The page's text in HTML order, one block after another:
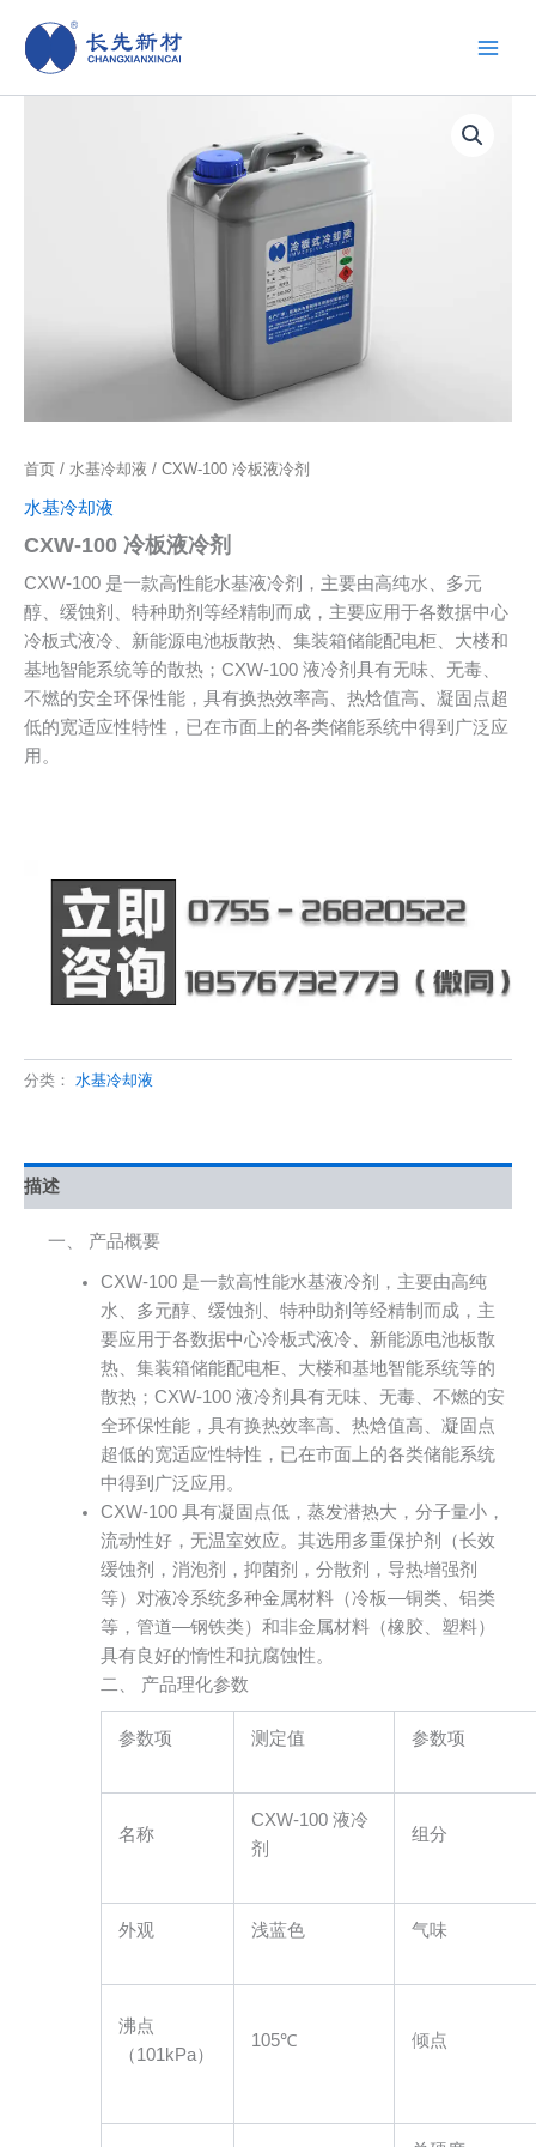
容
首页 / 水基冷却液 / CXW-100 冷板液冷剂
水基冷却液
CXW-100 冷板液冷剂
CXW-100 是一款高性能水基液冷剂，主要由高纯水、多元
醇、缓蚀剂、特种助剂等经精制而成，主要应用于各数据中心
冷板式液冷、新能源电池板散热、集装箱储能配电柜、大楼和
基地智能系统等的散热；CXW-100 液冷剂具有无味、无毒、
不燃的安全环保性能，具有换热效率高、热焓值高、凝固点超
低的宽适应性特性，已在市面上的各类储能系统中得到广泛应
用。
分类： 水基冷却液
描述
一、 产品概要
CXW-100 是一款高性能水基液冷剂，主要由高纯
水、多元醇、缓蚀剂、特种助剂等经精制而成，主
要应用于各数据中心冷板式液冷、新能源电池板散
热、集装箱储能配电柜、大楼和基地智能系统等的
散热；CXW-100 液冷剂具有无味、无毒、不燃的安
全环保性能，具有换热效率高、热焓值高、凝固点
超低的宽适应性特性，已在市面上的各类储能系统
中得到广泛应用。
CXW-100 具有凝固点低，蒸发潜热大，分子量小，
流动性好，无温室效应。其选用多重保护剂（长效
缓蚀剂，消泡剂，抑菌剂，分散剂，导热增强剂
等）对液冷系统多种金属材料（冷板—铜类、铝类
等，管道—钢铁类）和非金属材料（橡胶、塑料）
具有良好的惰性和抗腐蚀性。
二、 产品理化参数
参数项 测定值 参数项
名称
CXW-100 液冷
剂
组分
外观 浅蓝色 气味
沸点
（101kPa）
105℃ 倾点